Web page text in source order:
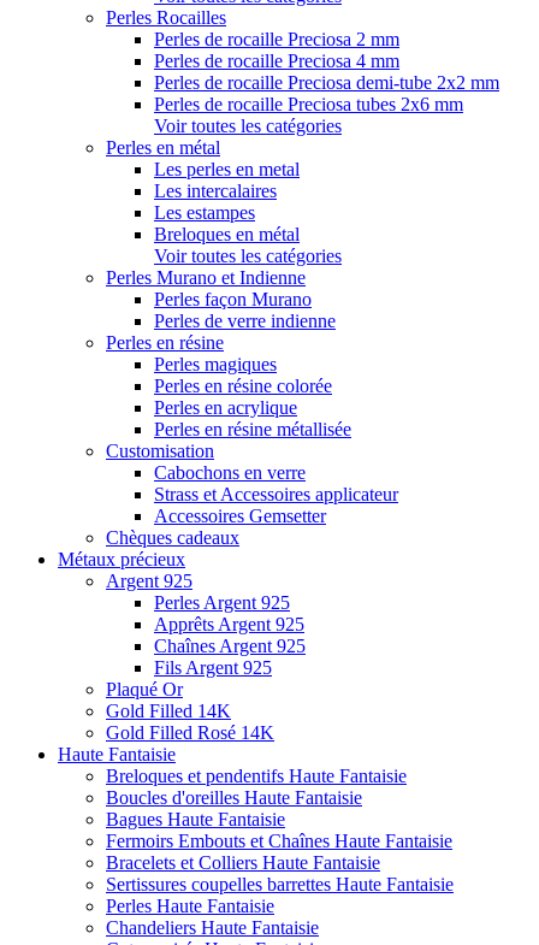
Perles Rocailles
Perles de rocaille Preciosa 2 mm
Perles de rocaille Preciosa 4 mm
Perles de rocaille Preciosa demi-tube 2x2 mm
Perles de rocaille Preciosa tubes 2x6 mm
Voir toutes les catégories
Perles en métal
Les perles en metal
Les intercalaires
Les estampes
Breloques en métal
Voir toutes les catégories
Perles Murano et Indienne
Perles façon Murano
Perles de verre indienne
Perles en résine
Perles magiques
Perles en résine colorée
Perles en acrylique
Perles en résine métallisée
Customisation
Cabochons en verre
Strass et Accessoires applicateur
Accessoires Gemsetter
Chèques cadeaux
Métaux précieux
Argent 925
Perles Argent 925
Apprêts Argent 925
Chaînes Argent 925
Fils Argent 925
Plaqué Or
Gold Filled 14K
Gold Filled Rosé 14K
Haute Fantaisie
Breloques et pendentifs Haute Fantaisie
Boucles d'oreilles Haute Fantaisie
Bagues Haute Fantaisie
Fermoirs Embouts et Chaînes Haute Fantaisie
Bracelets et Colliers Haute Fantaisie
Sertissures coupelles barrettes Haute Fantaisie
Perles Haute Fantaisie
Chandeliers Haute Fantaisie